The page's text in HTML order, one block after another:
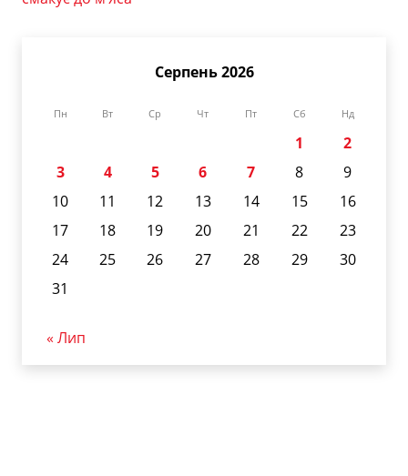
Серпень 2026
Пн Вт Ср Чт Пт Сб Нд
1
2
3
4 5 6 7 8
9
10
11 12 13 14 15
16
17
18 19 20 21 22
23
24
25 26 27 28 29
30
31
« Лип